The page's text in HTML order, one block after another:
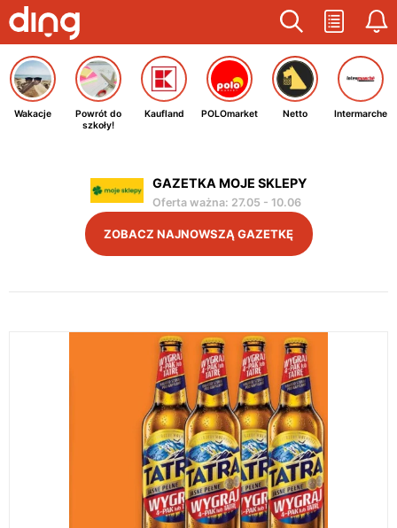
Wakacje
Powrót do
szkoły!
Kaufland POLOmarket Netto Intermarche
GAZETKA MOJE SKLEPY
Oferta ważna: 27.05 - 10.06
ZOBACZ NAJNOWSZĄ GAZETKĘ